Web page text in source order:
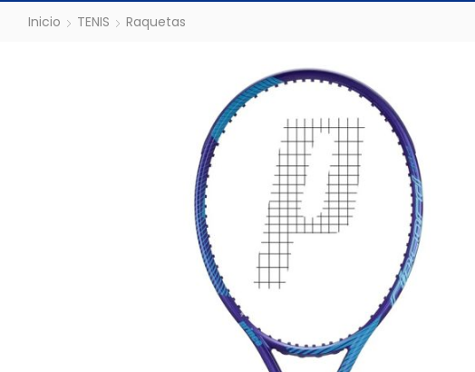
Inicio TENIS Raquetas